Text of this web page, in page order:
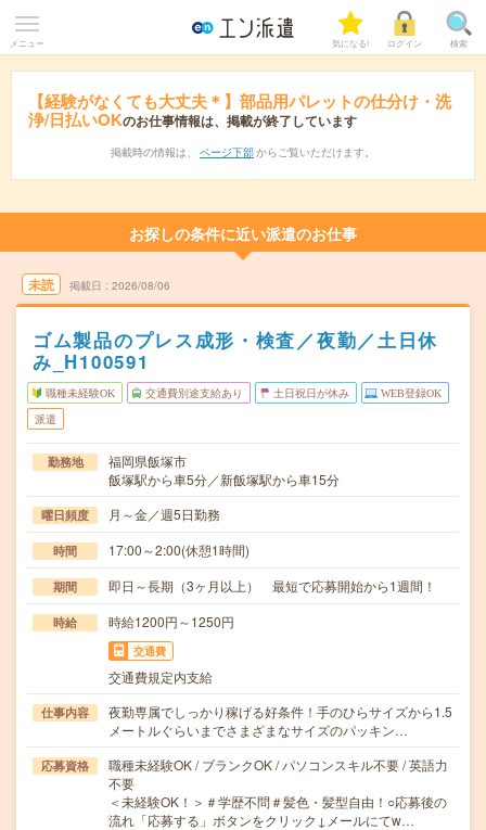
メニュー 気になる! ログイン 検索
【経験がなくても大丈夫＊】部品用パレットの仕分け・洗
浄/日払いOKのお仕事情報は、掲載が終了しています
掲載時の情報は、 ページ下部 からご覧いただけます。
お探しの条件に近い派遣のお仕事
未読 掲載日 2026/08/06
ゴム製品のプレス成形・検査／夜勤／土日休
み_H100591
職種未経験OK 交通費別途支給あり 土日祝日が休み WEB登録OK
派遣
勤務地
福岡県飯塚市
飯塚駅から車5分／新飯塚駅から車15分
曜日頻度 月～金／週5日勤務
時間 17:00～2:00(休憩1時間)
期間 即日～長期（3ヶ月以上） 最短で応募開始から1週間！
時給 時給1200円～1250円
交通費
交通費規定内支給
仕事内容
夜勤専属でしっかり稼げる好条件！手のひらサイズから1.5
メートルぐらいまでさまざまなサイズのパッキン…
応募資格
職種未経験OK / ブランクOK / パソコンスキル不要 / 英語力
不要
＜未経験OK！＞＃学歴不問＃髪色・髪型自由！○応募後の
流れ「応募する」ボタンをクリック↓メールにてw…